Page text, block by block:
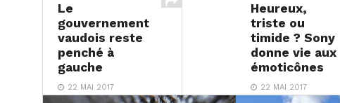
Le
gouvernement
vaudois reste
penché à
gauche
22 MAI 2017
Heureux,
triste ou
timide ? Sony
donne vie aux
émoticônes
22 MAI 2017